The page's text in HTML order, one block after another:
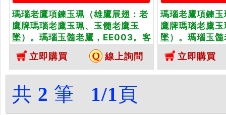
瑪瑙老鷹項鍊玉珮（雄鷹展翅：老
鷹牌瑪瑙老鷹玉珮、玉髓老鷹玉
墜）。瑪瑙玉髓老鷹，EE003。客
製化訂做各種瑪瑙玉髓老鷹吊墜玉
珮項鍊。★東方翡翠寶石保證卡
立即購買 線上詢問
瑪瑙老鷹項鍊
鷹牌瑪瑙老鷹
墜）。瑪瑙玉
製化訂做各種
珮項鍊。★東
立即購買
共 2 筆 1/1頁